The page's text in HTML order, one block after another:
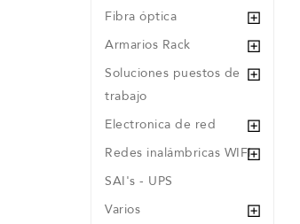
Fibra óptica
Armarios Rack
Soluciones puestos de
trabajo
Electronica de red
Redes inalámbricas WIFI
SAI's - UPS
Varios